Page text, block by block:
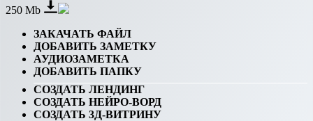
250 Mb
ЗАКАЧАТЬ ФАЙЛ
ДОБАВИТЬ ЗАМЕТКУ
АУДИОЗАМЕТКА
ДОБАВИТЬ ПАПКУ
СОЗДАТЬ ЛЕНДИНГ
СОЗДАТЬ НЕЙРО-ВОРД
СОЗДАТЬ 3Д-ВИТРИНУ